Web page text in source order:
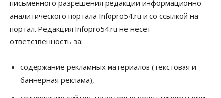
06 Августа 2026, 12:15
Новосибирск готовится к визиту Владимира
Путина
Бизнес Недвижимость Общество
Росреестр назвал главные причины
письменного разрешения редакции информационно-
аналитического портала Infopro54.ru и со ссылкой на
портал. Редакция Infopro54.ru не несет
ответственность за:
содержание рекламных материалов (текстовая и
баннерная реклама),